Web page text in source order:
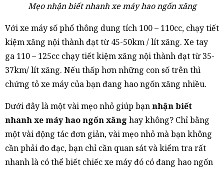
Mẹo nhận biết nhanh xe máy hao ngốn xăng
Với xe máy số phổ thông dung tích 100 – 110cc, chạy tiết
kiệm xăng nội thành đạt từ 45-50km / lít xăng. Xe tay
ga 110 – 125cc chạy tiết kiệm xăng nội thành đạt từ 35-
37km/ lít xăng. Nếu thấp hơn những con số trên thì
chứng tỏ xe máy của bạn đang hao ngốn xăng nhiều.
Dưới đây là một vài mẹo nhỏ giúp bạnnhận biết
nhanh xe máy hao ngốn xăng hay không? Chỉ bằng
một vài động tác đơn giản, vài mẹo nhỏ mà bạn không
cần phải đo đạc, bạn chỉ cần quan sát và kiểm tra rất
nhanh là có thể biết chiếc xe máy đó có đang hao ngốn